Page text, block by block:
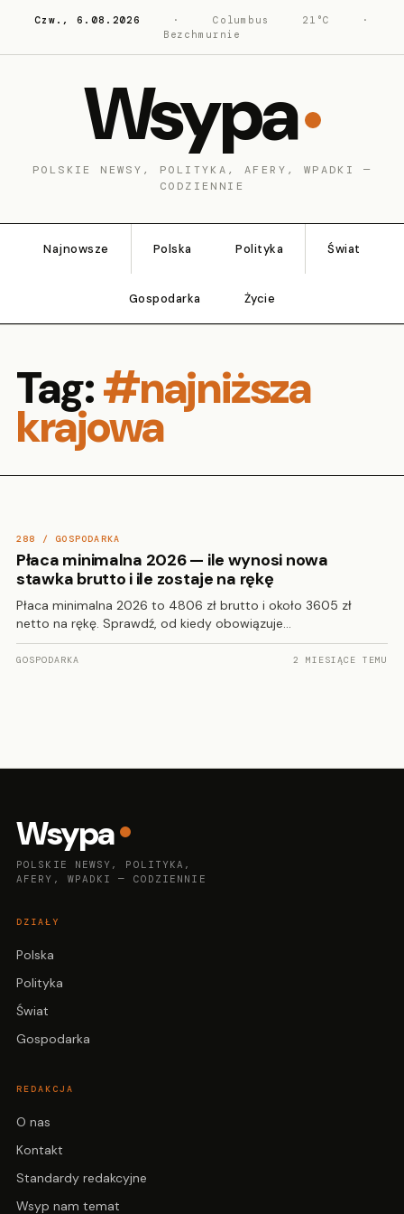
Czw., 6.08.2026 · Columbus 21°C
·
Bezchmurnie
Wsypa
POLSKIE NEWSY, POLITYKA, AFERY, WPADKI —
CODZIENNIE
Najnowsze Polska Polityka Świat
Gospodarka Życie
Tag:#najniższa
krajowa
288 / GOSPODARKA
Płaca minimalna 2026 — ile wynosi nowa
stawka brutto i ile zostaje na rękę
Płaca minimalna 2026 to 4806 zł brutto i około 3605 zł
netto na rękę. Sprawdź, od kiedy obowiązuje…
GOSPODARKA 2 MIESIĄCE TEMU
Wsypa
POLSKIE NEWSY, POLITYKA,
AFERY, WPADKI — CODZIENNIE
DZIAŁY
Polska
Polityka
Świat
Gospodarka
REDAKCJA
O nas
Kontakt
Standardy redakcyjne
Wsyp nam temat